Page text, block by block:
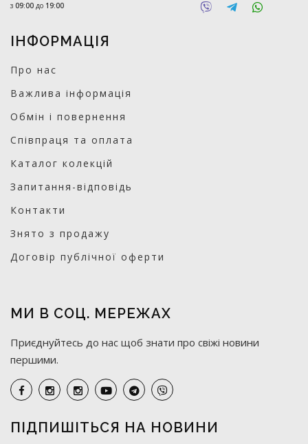
з 09:00 до 19:00
ІНФОРМАЦІЯ
Про нас
Важлива інформація
Обмін і повернення
Співпраця та оплата
Каталог колекцій
Запитання-відповідь
Контакти
Знято з продажу
Договір публічної оферти
МИ В СОЦ. МЕРЕЖАХ
Приєднуйтесь до нас щоб знати про свіжі новини
першими.
ПІДПИШІТЬСЯ НА НОВИНИ